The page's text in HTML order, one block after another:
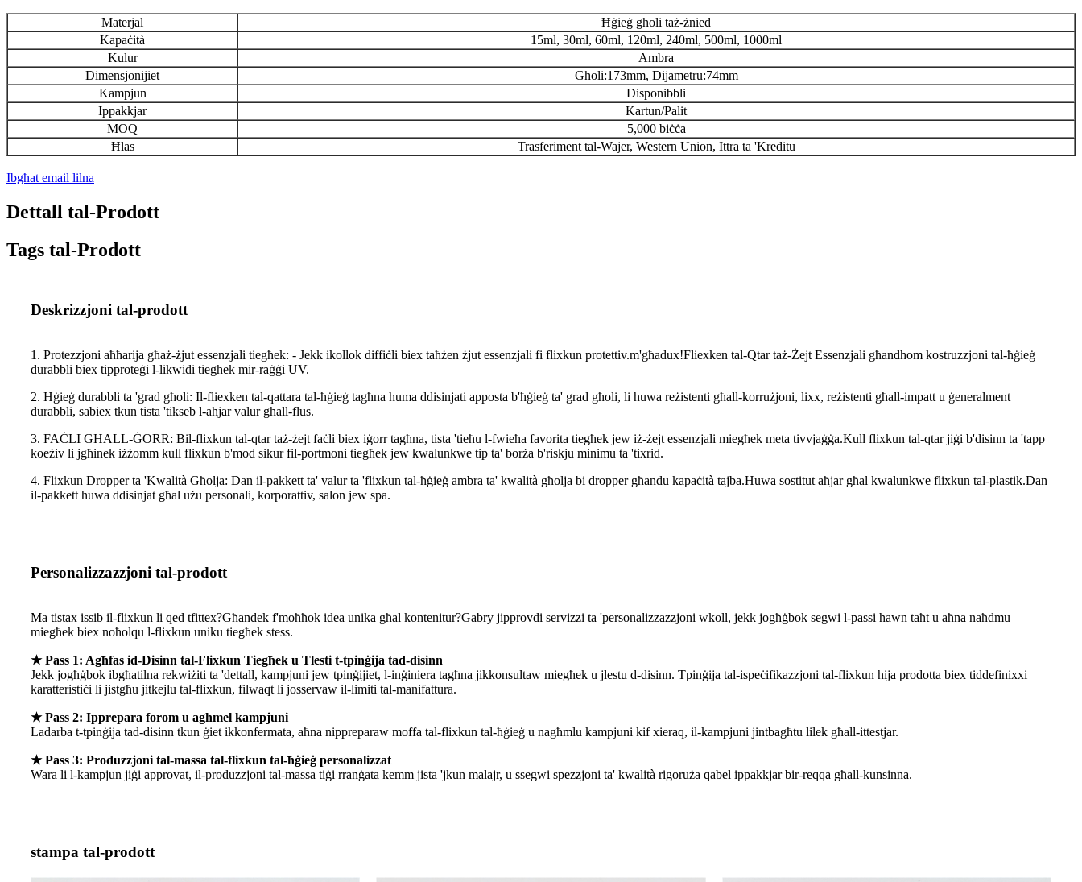
Materjal
Ħġieġ għoli taż-żnied
Kapaċità
15ml, 30ml, 60ml, 120ml, 240ml, 500ml, 1000ml
Kulur
Ambra
Dimensjonijiet
Għoli:173mm, Dijametru:74mm
Kampjun
Disponibbli
Ippakkjar
Kartun/Palit
MOQ
5,000 biċċa
Ħlas
Trasferiment tal-Wajer, Western Union, Ittra ta 'Kreditu
Ibgħat email lilna
Dettall tal-Prodott
Tags tal-Prodott
Deskrizzjoni tal-prodott
1. Protezzjoni aħħarija għaż-żjut essenzjali tiegħek: - Jekk ikollok diffiċli biex taħżen żjut essenzjali fi flixkun protettiv.m'għadux!Fliexken tal-Qtar taż-Żejt Essenzjali għandhom kostruzzjoni tal-ħġieġ
durabbli biex tipproteġi l-likwidi tiegħek mir-raġġi UV.
2. Ħġieġ durabbli ta 'grad għoli: Il-fliexken tal-qattara tal-ħġieġ tagħna huma ddisinjati apposta b'ħġieġ ta' grad għoli, li huwa reżistenti għall-korrużjoni, lixx, reżistenti għall-impatt u ġeneralment
durabbli, sabiex tkun tista 'tikseb l-aħjar valur għall-flus.
3. FAĊLI GĦALL-ĠORR: Bil-flixkun tal-qtar taż-żejt faċli biex iġorr tagħna, tista 'tieħu l-fwieħa favorita tiegħek jew iż-żejt essenzjali miegħek meta tivvjaġġa.Kull flixkun tal-qtar jiġi b'disinn ta 'tapp
koeżiv li jgħinek iżżomm kull flixkun b'mod sikur fil-portmoni tiegħek jew kwalunkwe tip ta' borża b'riskju minimu ta 'tixrid.
4. Flixkun Dropper ta 'Kwalità Għolja: Dan il-pakkett ta' valur ta 'flixkun tal-ħġieġ ambra ta' kwalità għolja bi dropper għandu kapaċità tajba.Huwa sostitut aħjar għal kwalunkwe flixkun tal-plastik.Dan
il-pakkett huwa ddisinjat għal użu personali, korporattiv, salon jew spa.
Personalizzazzjoni tal-prodott
Ma tistax issib il-flixkun li qed tfittex?Għandek f'moħħok idea unika għal kontenitur?Gabry jipprovdi servizzi ta 'personalizzazzjoni wkoll, jekk jogħġbok segwi l-passi hawn taħt u aħna naħdmu
miegħek biex noħolqu l-flixkun uniku tiegħek stess.
★ Pass 1: Agħfas id-Disinn tal-Flixkun Tiegħek u Tlesti t-tpinġija tad-disinn
Jekk jogħġbok ibgħatilna rekwiżiti ta 'dettall, kampjuni jew tpinġijiet, l-inġiniera tagħna jikkonsultaw miegħek u jlestu d-disinn. Tpinġija tal-ispeċifikazzjoni tal-flixkun hija prodotta biex tiddefinixxi
karatteristiċi li jistgħu jitkejlu tal-flixkun, filwaqt li josservaw il-limiti tal-manifattura.
★ Pass 2: Ipprepara forom u agħmel kampjuni
Ladarba t-tpinġija tad-disinn tkun ġiet ikkonfermata, aħna nippreparaw moffa tal-flixkun tal-ħġieġ u nagħmlu kampjuni kif xieraq, il-kampjuni jintbagħtu lilek għall-ittestjar.
★ Pass 3: Produzzjoni tal-massa tal-flixkun tal-ħġieġ personalizzat
Wara li l-kampjun jiġi approvat, il-produzzjoni tal-massa tiġi rranġata kemm jista 'jkun malajr, u ssegwi spezzjoni ta' kwalità rigoruża qabel ippakkjar bir-reqqa għall-kunsinna.
stampa tal-prodott